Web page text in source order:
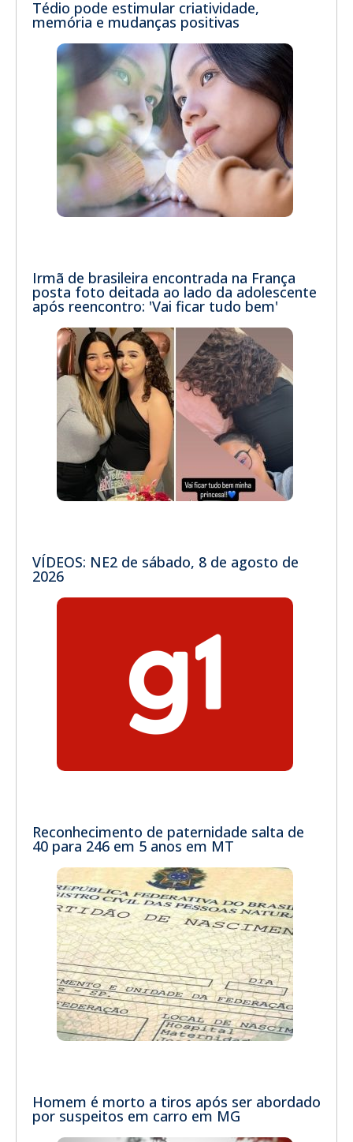
Tédio pode estimular criatividade,
memória e mudanças positivas
Irmã de brasileira encontrada na França
posta foto deitada ao lado da adolescente
após reencontro: 'Vai ficar tudo bem'
VÍDEOS: NE2 de sábado, 8 de agosto de
2026
Reconhecimento de paternidade salta de
40 para 246 em 5 anos em MT
Homem é morto a tiros após ser abordado
por suspeitos em carro em MG